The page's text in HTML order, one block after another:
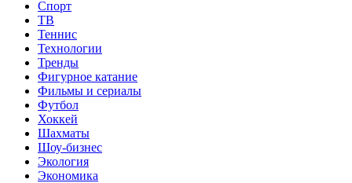
Спорт
ТВ
Теннис
Технологии
Тренды
Фигурное катание
Фильмы и сериалы
Футбол
Хоккей
Шахматы
Шоу-бизнес
Экология
Экономика